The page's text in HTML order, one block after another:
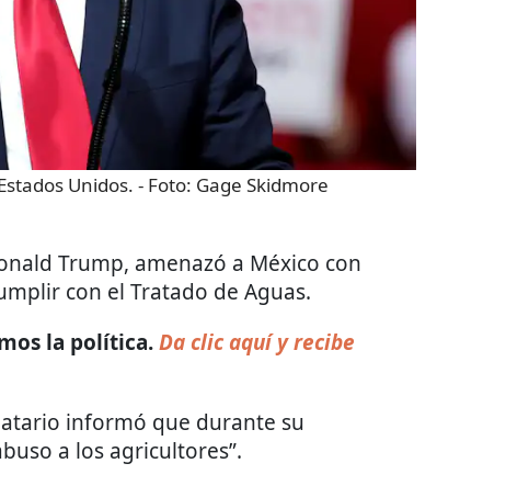
Unidos. - Foto: Gage Skidmore
Trump, amenazó a México con
con el Tratado de Aguas.
la política.Da clic aquí y recibe
informó que durante su
a los agricultores”.